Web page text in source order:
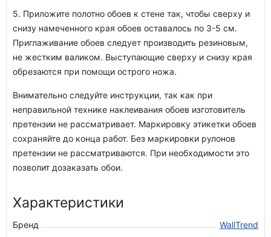
5. Приложите полотно обоев к стене так, чтобы сверху и
снизу намеченного края обоев оставалось по 3-5 см.
Приглаживание обоев следует производить резиновым,
не жестким валиком. Выступающие сверху и снизу края
обрезаются при помощи острого ножа.
Внимательно следуйте инструкции, так как при
неправильной технике наклеивания обоев изготовитель
претензии не рассматривает. Маркировку этикетки обоев
сохраняйте до конца работ. Без маркировки рулонов
претензии не рассматриваются. При необходимости это
позволит дозаказать обои.
Характеристики
Бренд
WallTrend